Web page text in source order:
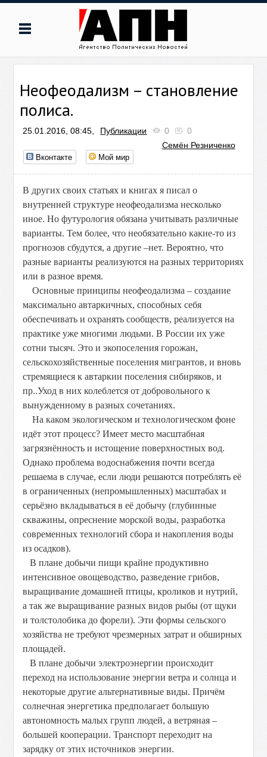
Неофеодализм – становление
полиса.
25.01.2016, 08:45, Публикации 0
0
Семён Резниченко
Вконтакте Мой мир
В других своих статьях и книгах я писал о
внутренней структуре неофеодализма несколько
иное. Но футурология обязана учитывать различные
варианты. Тем более, что необязательно какие-то из
прогнозов сбудутся, а другие –нет. Вероятно, что
разные варианты реализуются на разных территориях
или в разное время.
Основные принципы неофеодализма – создание
максимально автаркичных, способных себя
обеспечивать и охранять сообществ, реализуется на
практике уже многими людьми. В России их уже
сотни тысяч. Это и экопоселения горожан,
сельскохозяйственные поселения мигрантов, и вновь
стремящиеся к автаркии поселения сибиряков, и
пр..Уход в них колеблется от добровольного к
вынужденному в разных сочетаниях.
На каком экологическом и технологическом фоне
идёт этот процесс? Имеет место масштабная
загрязнённость и истощение поверхностных вод.
Однако проблема водоснабжения почти всегда
решаема в случае, если люди решаются потреблять её
в ограниченных (непромышленных) масштабах и
серьёзно вкладываться в её добычу (глубинные
скважины, опреснение морской воды, разработка
современных технологий сбора и накопления воды
из осадков).
В плане добычи пищи крайне продуктивно
интенсивное овощеводство, разведение грибов,
выращивание домашней птицы, кроликов и нутрий,
а так же выращивание разных видов рыбы (от щуки
и толстолобика до форели). Эти формы сельского
хозяйства не требуют чрезмерных затрат и обширных
площадей.
В плане добычи электроэнергии происходит
переход на использование энергии ветра и солнца и
некоторые другие альтернативные виды. Причём
солнечная энергетика предполагает большую
автономность малых групп людей, а ветряная –
большей кооперации. Транспорт переходит на
зарядку от этих источников энергии.